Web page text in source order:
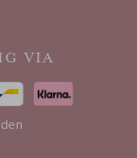
VIA